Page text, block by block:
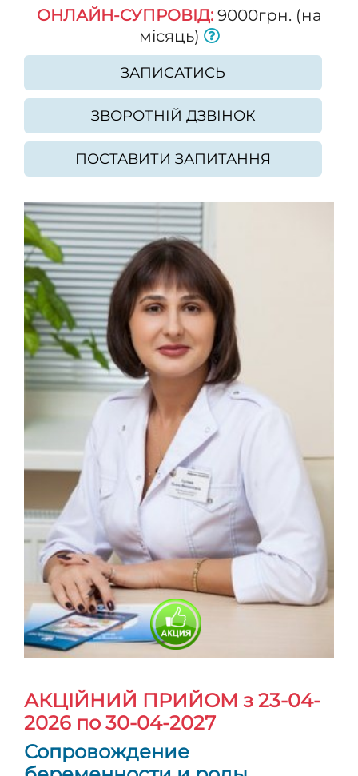
ОНЛАЙН-СУПРОВІД: 9000грн. (на
місяць)
ЗАПИСАТИСЬ
ЗВОРОТНІЙ ДЗВІНОК
ПОСТАВИТИ ЗАПИТАННЯ
АКЦІЙНИЙ ПРИЙОМ з 23-04-
2026 по 30-04-2027
Сопровождение